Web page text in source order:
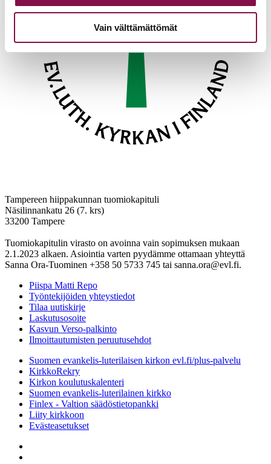
Vain välttämättömät
Tampereen hiippakunnan tuomiokapituli
Näsilinnankatu 26 (7. krs)
33200 Tampere
Tuomiokapitulin virasto on avoinna vain sopimuksen mukaan
2.1.2023 alkaen. Asiointia varten pyydämme ottamaan yhteyttä
Sanna Ora-Tuominen +358 50 5733 745 tai sanna.ora@evl.fi.
Piispa Matti Repo
Työntekijöiden yhteystiedot
Tilaa uutiskirje
Laskutusosoite
Kasvun Verso-palkinto
Ilmoittautumisten peruutusehdot
Suomen evankelis-luterilaisen kirkon evl.fi/plus-palvelu
KirkkoRekry
Kirkon koulutuskalenteri
Suomen evankelis-luterilainen kirkko
Finlex - Valtion säädöstietopankki
Liity kirkkoon
Evästeasetukset